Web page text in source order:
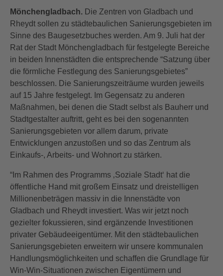
Mönchengladbach. Die Zentren von Gladbach und
Rheydt sollen zu städtebaulichen Sanierungsgebieten im
Sinne des Baugesetzbuches werden. Am 9. Juli hat der
Rat der Stadt Mönchengladbach für festgelegte Bereiche
in beiden Innenstädten die entsprechende “Satzung über
die förmliche Festlegung des Sanierungsgebietes”
beschlossen. Die Sanierungszeiträume wurden jeweils
auf 15 Jahre festgelegt. Im Gegensatz zu anderen
Maßnahmen, bei denen die Stadt selbst als Bauherr und
Stadtgestalter auftritt, geht es bei den sogenannten
Sanierungsgebieten vor allem darum, private
Entwicklungen anzustoßen und so das Zentrum als
Einkaufs-, Arbeits- und Wohnort zu stärken.
“Im Rahmen des Programms ‚Soziale Stadt‘ hat die
öffentliche Hand mit großem Einsatz und dreistelligen
Millionenbeträgen massiv in die Innenstädte von
Gladbach und Rheydt investiert. Was wir jetzt noch
gezielter fokussieren, sind ergänzende Investitionen
privater Gebäudeeigentümer. Mit den städtebaulichen
Sanierungsgebieten erweitern wir unsere kommunalen
Handlungsmöglichkeiten und schaffen die Grundlage für
Win-Win-Situationen zwischen Eigentümern und